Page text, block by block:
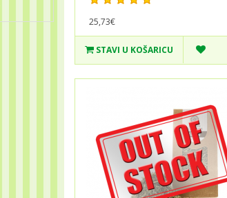
25,73€
STAVI U KOŠARICU